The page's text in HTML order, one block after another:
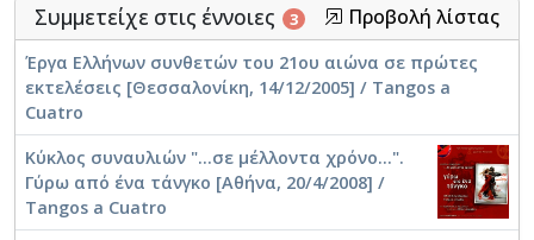
Δευτέρες στο Μέγαρο. 'Εργα Ελλήνων
συνθετών σε Α' εκτέλεση [Θεσσαλονίκη,
04/05/2009] / Tangos a Cuatro
Συμμετείχε στις έννοιες 3 Προβολή λίστας
Έργα Ελλήνων συνθετών του 21ου αιώνα σε πρώτες
εκτελέσεις [Θεσσαλονίκη, 14/12/2005] / Tangos a
Cuatro
Κύκλος συναυλιών "...σε μέλλοντα χρόνο...".
Γύρω από ένα τάνγκο [Αθήνα, 20/4/2008] /
Tangos a Cuatro